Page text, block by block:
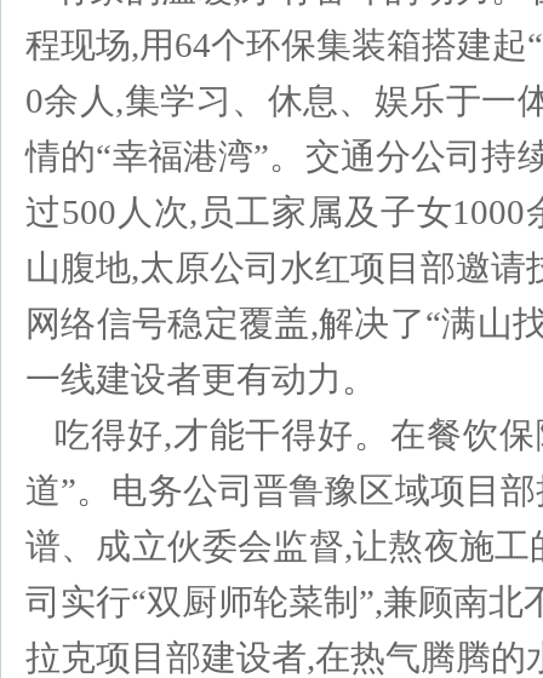
程现场,用64个环保集装箱搭建起
0余人,集学习、休息、娱乐于一
情的“幸福港湾”。交通分公司持
过500人次,员工家属及子女
山腹地,太原公司水红项目部邀
网络信号稳定覆盖,解决了“满山
一线建设者更有动力。
吃得好,才能干得好。在餐饮
道”。电务公司晋鲁豫区域项目
谱、成立伙委会监督,让熬夜施
司实行“双厨师轮菜制”,兼顾南
拉克项目部建设者,在热气腾腾